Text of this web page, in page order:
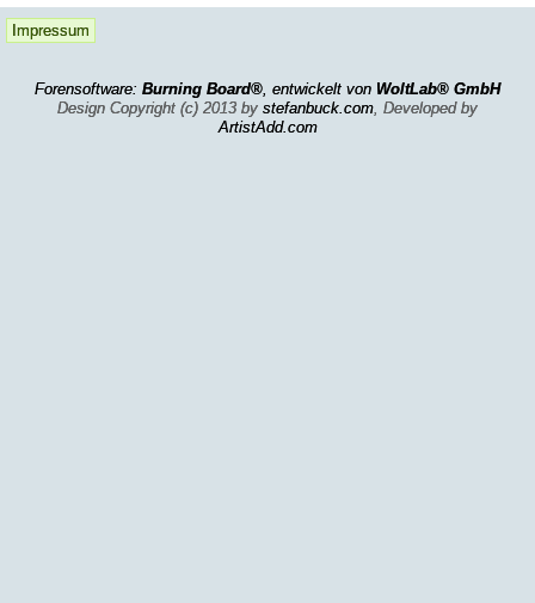
Impressum
Forensoftware: Burning Board®, entwickelt von WoltLab® GmbH
Design Copyright (c) 2013 by stefanbuck.com, Developed by
ArtistAdd.com